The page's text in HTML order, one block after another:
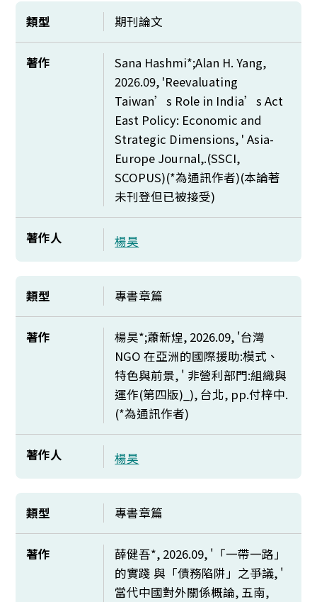
類型 期刊論文
著作
Sana Hashmi*;Alan H. Yang,
2026.09, 'Reevaluating
Taiwan’s Role in India’s Act
East Policy: Economic and
Strategic Dimensions, ' Asia-
Europe Journal,.(SSCI,
SCOPUS)(*為通訊作者)(本論著
未刊登但已被接受)
著作人 楊昊
類型 專書章篇
著作
楊昊*;蕭新煌, 2026.09, '台灣
NGO在亞洲的國際援助:模式、
特色與前景, ' 非營利部門:組織與
運作(第四版)_), 台北, pp.付梓中.
(*為通訊作者)
著作人 楊昊
類型 專書章篇
著作
薛健吾*, 2026.09, '「一帶一路」
的實踐 與「債務陷阱」之爭議, '
當代中國對外關係概論, 五南,